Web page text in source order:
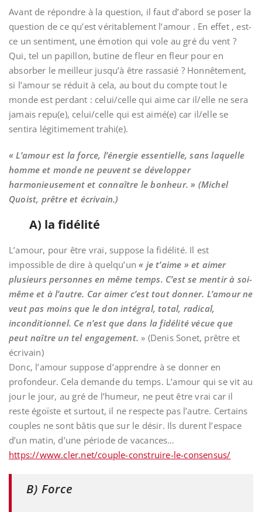
Avant de répondre à la question, il faut d’abord se poser la
question de ce qu’est véritablement l’amour . En effet , est-
ce un sentiment, une émotion qui vole au gré du vent ?
Qui, tel un papillon, butine de fleur en fleur pour en
absorber le meilleur jusqu’à être rassasié ? Honnêtement,
si l’amour se réduit à cela, au bout du compte tout le
monde est perdant : celui/celle qui aime car il/elle ne sera
jamais repu(e), celui/celle qui est aimé(e) car il/elle se
sentira légitimement trahi(e).
« L’amour est la force, l’énergie essentielle, sans laquelle
homme et monde ne peuvent se développer
harmonieusement et connaître le bonheur. » (Michel
Quoist, prêtre et écrivain.)
A) la fidélité
L’amour, pour être vrai, suppose la fidélité. Il est
impossible de dire à quelqu’un« je t’aime » et aimer
plusieurs personnes en même temps. C’est se mentir à soi-
même et à l’autre. Car aimer c’est tout donner. L’amour ne
veut pas moins que le don intégral, total, radical,
inconditionnel. Ce n’est que dans la fidélité vécue que
peut naître un tel engagement. » (Denis Sonet, prêtre et
écrivain)
Donc, l’amour suppose d’apprendre à se donner en
profondeur. Cela demande du temps. L’amour qui se vit au
jour le jour, au gré de l’humeur, ne peut être vrai car il
reste égoïste et surtout, il ne respecte pas l’autre. Certains
couples ne sont bâtis que sur le désir. Ils durent l’espace
d’un matin, d’une période de vacances…
https://www.cler.net/couple-construire-le-consensus/
B) Force